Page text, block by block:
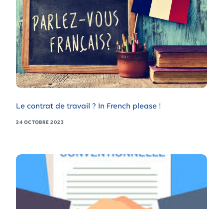
Le contrat de travail ? In French please !
24 OCTOBRE 2023